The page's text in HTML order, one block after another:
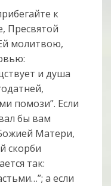
к
Пресвятой
молитвою,
и душа
помози”. Если
бы вам
Матери,
скорби
так:
а если